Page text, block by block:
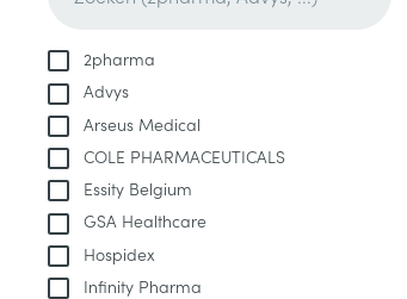
2pharma
Advys
Arseus Medical
COLE PHARMACEUTICALS
Essity Belgium
GSA Healthcare
Hospidex
Infinity Pharma